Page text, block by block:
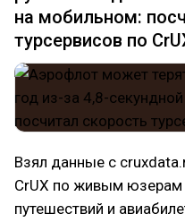
на мобильном:
турсервисов по
Взял данные с
CrUX по живым юзерам
путешествий и